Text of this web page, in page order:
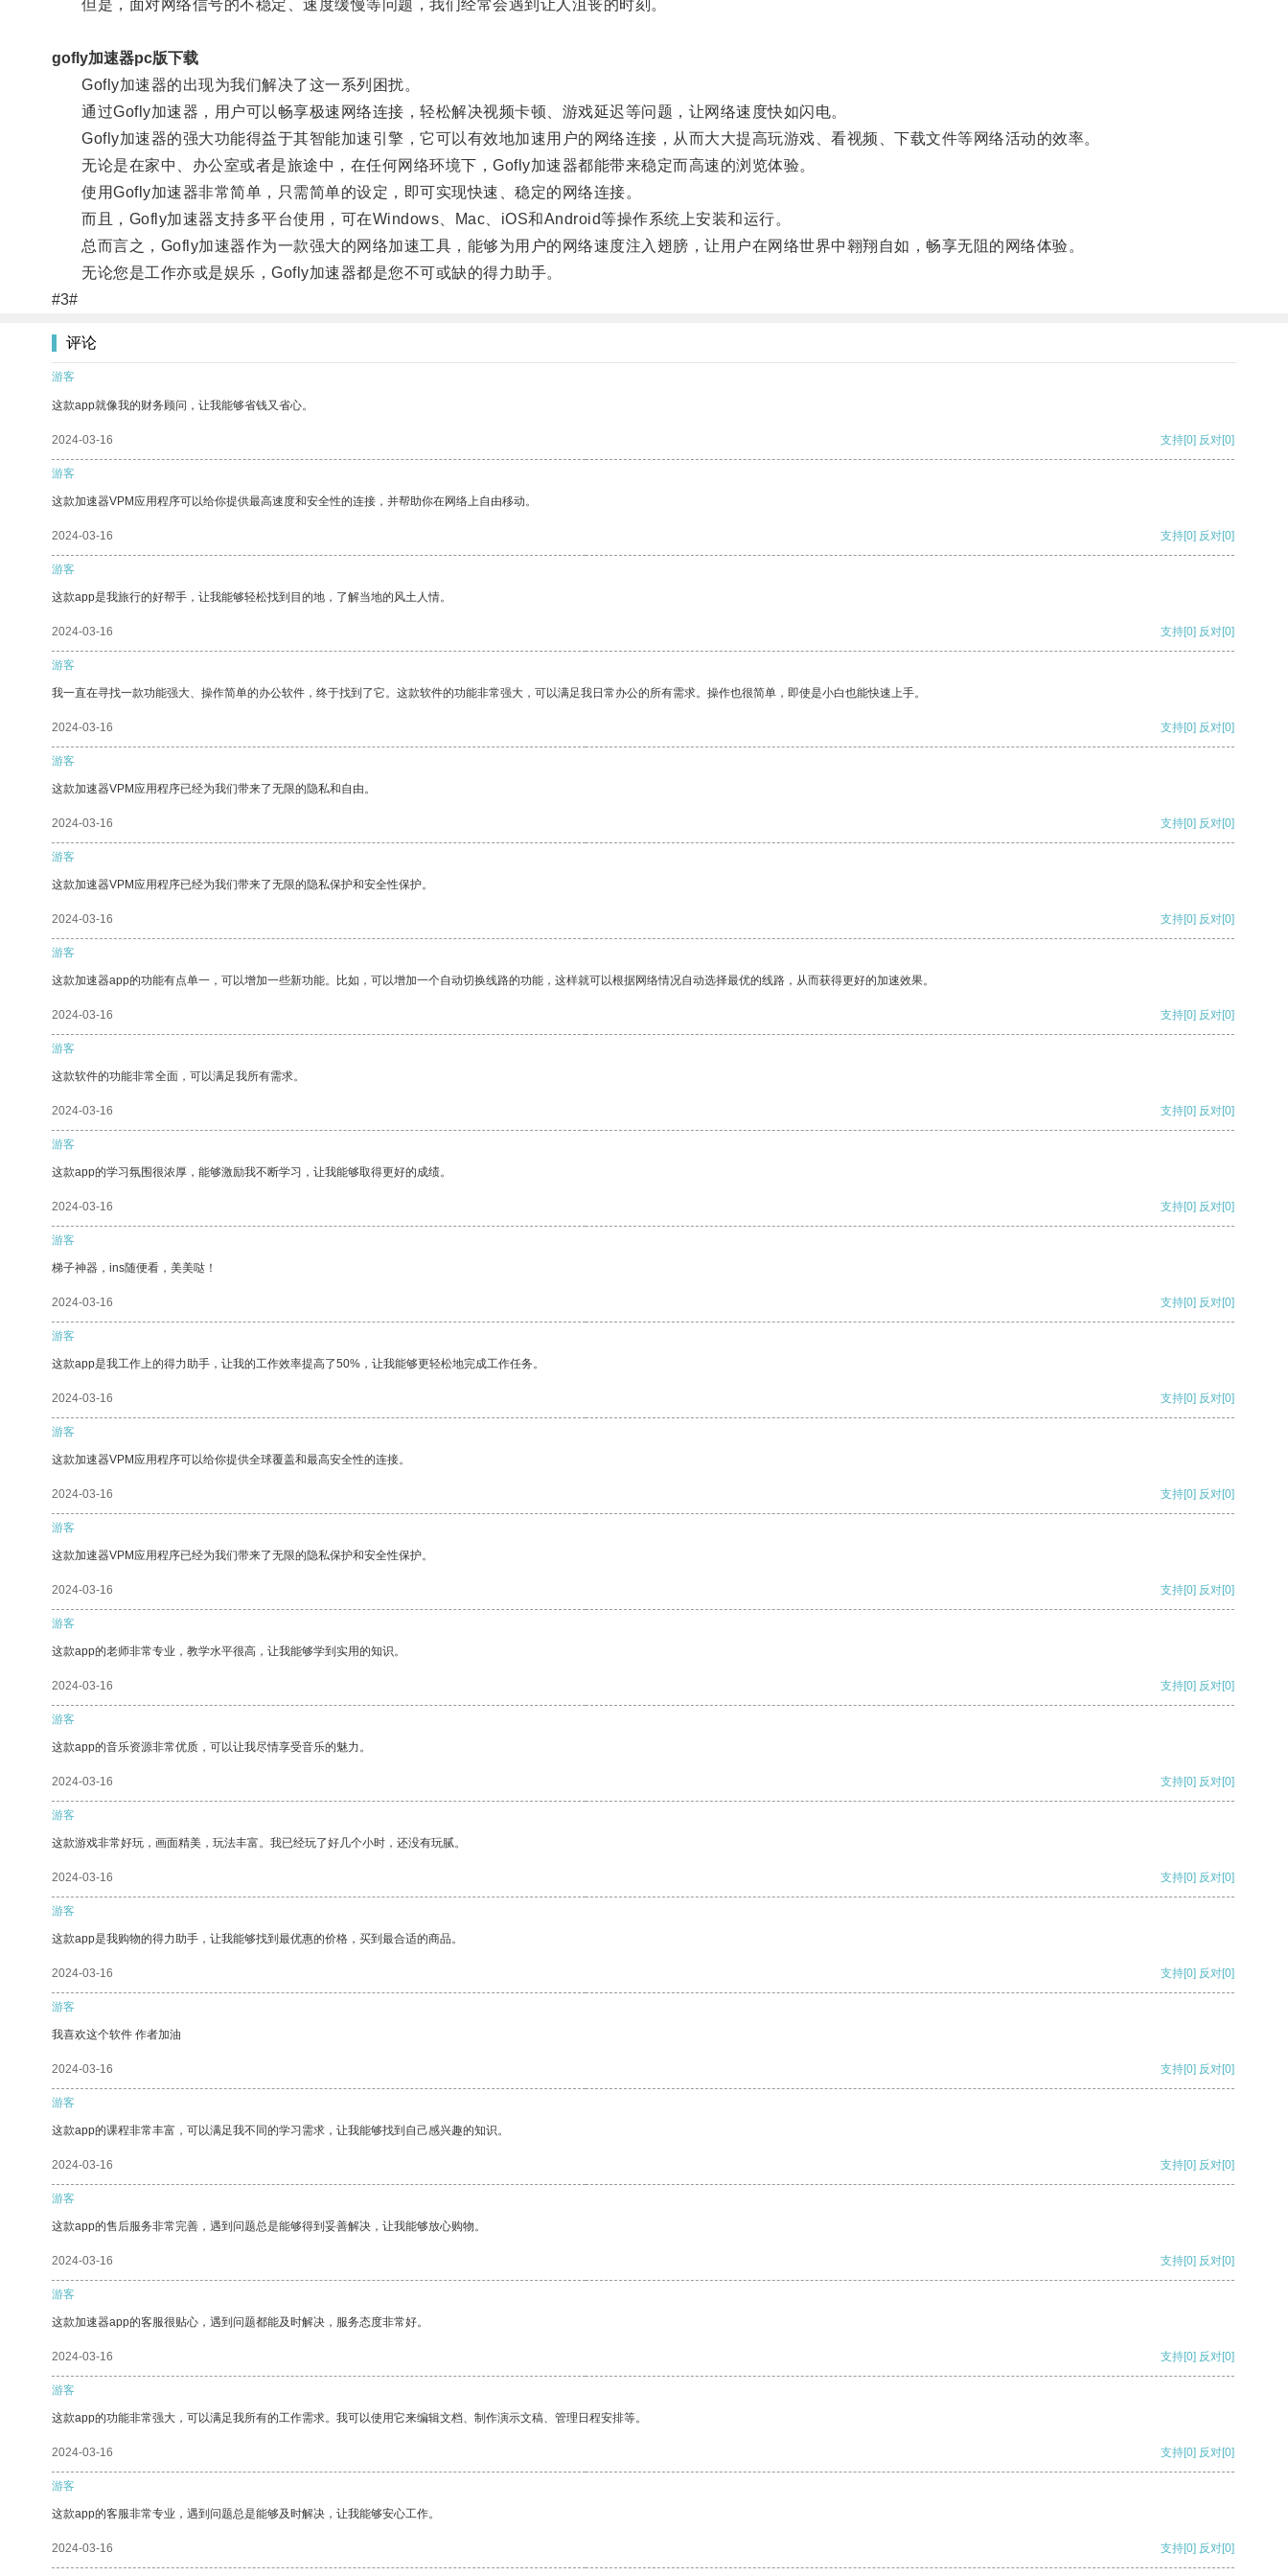
但是，面对网络信号的不稳定、速度缓慢等问题，我们经常会遇到让人沮丧的时刻。
gofly加速器pc版下载
Gofly加速器的出现为我们解决了这一系列困扰。
通过Gofly加速器，用户可以畅享极速网络连接，轻松解决视频卡顿、游戏延迟等问题，让网络速度快如闪电。
Gofly加速器的强大功能得益于其智能加速引擎，它可以有效地加速用户的网络连接，从而大大提高玩游戏、看视频、下载文件等网络活动的效率。
无论是在家中、办公室或者是旅途中，在任何网络环境下，Gofly加速器都能带来稳定而高速的浏览体验。
使用Gofly加速器非常简单，只需简单的设定，即可实现快速、稳定的网络连接。
而且，Gofly加速器支持多平台使用，可在Windows、Mac、iOS和Android等操作系统上安装和运行。
总而言之，Gofly加速器作为一款强大的网络加速工具，能够为用户的网络速度注入翅膀，让用户在网络世界中翱翔自如，畅享无阻的网络体验。
无论您是工作亦或是娱乐，Gofly加速器都是您不可或缺的得力助手。
#3#
评论
游客
这款app就像我的财务顾问，让我能够省钱又省心。
2024-03-16 支持[0] 反对[0]
游客
这款加速器VPM应用程序可以给你提供最高速度和安全性的连接，并帮助你在网络上自由移动。
2024-03-16 支持[0] 反对[0]
游客
这款app是我旅行的好帮手，让我能够轻松找到目的地，了解当地的风土人情。
2024-03-16 支持[0] 反对[0]
游客
我一直在寻找一款功能强大、操作简单的办公软件，终于找到了它。这款软件的功能非常强大，可以满足我日常办公的所有需求。操作也很简单，即使是小白也能快速上手。
2024-03-16 支持[0] 反对[0]
游客
这款加速器VPM应用程序已经为我们带来了无限的隐私和自由。
2024-03-16 支持[0] 反对[0]
游客
这款加速器VPM应用程序已经为我们带来了无限的隐私保护和安全性保护。
2024-03-16 支持[0] 反对[0]
游客
这款加速器app的功能有点单一，可以增加一些新功能。比如，可以增加一个自动切换线路的功能，这样就可以根据网络情况自动选择最优的线路，从而获得更好的加速效果。
2024-03-16 支持[0] 反对[0]
游客
这款软件的功能非常全面，可以满足我所有需求。
2024-03-16 支持[0] 反对[0]
游客
这款app的学习氛围很浓厚，能够激励我不断学习，让我能够取得更好的成绩。
2024-03-16 支持[0] 反对[0]
游客
梯子神器，ins随便看，美美哒！
2024-03-16 支持[0] 反对[0]
游客
这款app是我工作上的得力助手，让我的工作效率提高了50%，让我能够更轻松地完成工作任务。
2024-03-16 支持[0] 反对[0]
游客
这款加速器VPM应用程序可以给你提供全球覆盖和最高安全性的连接。
2024-03-16 支持[0] 反对[0]
游客
这款加速器VPM应用程序已经为我们带来了无限的隐私保护和安全性保护。
2024-03-16 支持[0] 反对[0]
游客
这款app的老师非常专业，教学水平很高，让我能够学到实用的知识。
2024-03-16 支持[0] 反对[0]
游客
这款app的音乐资源非常优质，可以让我尽情享受音乐的魅力。
2024-03-16 支持[0] 反对[0]
游客
这款游戏非常好玩，画面精美，玩法丰富。我已经玩了好几个小时，还没有玩腻。
2024-03-16 支持[0] 反对[0]
游客
这款app是我购物的得力助手，让我能够找到最优惠的价格，买到最合适的商品。
2024-03-16 支持[0] 反对[0]
游客
我喜欢这个软件 作者加油
2024-03-16 支持[0] 反对[0]
游客
这款app的课程非常丰富，可以满足我不同的学习需求，让我能够找到自己感兴趣的知识。
2024-03-16 支持[0] 反对[0]
游客
这款app的售后服务非常完善，遇到问题总是能够得到妥善解决，让我能够放心购物。
2024-03-16 支持[0] 反对[0]
游客
这款加速器app的客服很贴心，遇到问题都能及时解决，服务态度非常好。
2024-03-16 支持[0] 反对[0]
游客
这款app的功能非常强大，可以满足我所有的工作需求。我可以使用它来编辑文档、制作演示文稿、管理日程安排等。
2024-03-16 支持[0] 反对[0]
游客
这款app的客服非常专业，遇到问题总是能够及时解决，让我能够安心工作。
2024-03-16 支持[0] 反对[0]